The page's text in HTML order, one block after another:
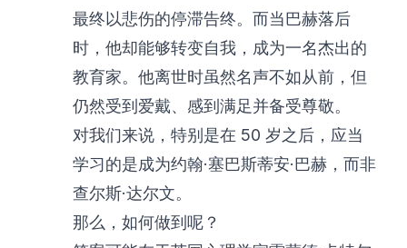
最终以悲伤的停滞告终。而当巴赫落后
时，他却能够转变自我，成为一名杰出的
教育家。他离世时虽然名声不如从前，但
仍然受到爱戴、感到满足并备受尊敬。
对我们来说，特别是在 50 岁之后，应当
学习的是成为约翰·塞巴斯蒂安·巴赫，而非
查尔斯·达尔文。
那么，如何做到呢？